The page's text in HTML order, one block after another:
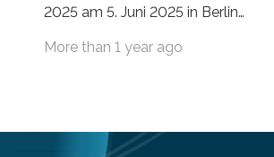
2025 am 5. Juni 2025 in Berlin
für Wirtschaft und Energie eine gute
dieser Woche vom
More than 1 year ago